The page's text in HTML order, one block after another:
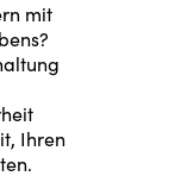
mit
Ihren